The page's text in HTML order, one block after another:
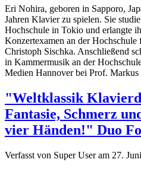
Eri Nohira, geboren in Sapporo,
Jahren Klavier zu spielen. Sie
Hochschule in Tokio und erlangte
Konzertexamen an der
Christoph Sischka. Anschließend
in Kammermusik an der
Medien Hannover bei Prof.
"Weltklassik
Fantasie, Schmerz
vier Händen!" Duo
Verfasst von Super User am 27.